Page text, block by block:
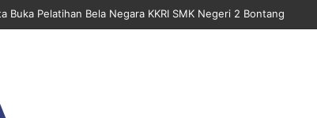
Gelar Khitan Massal Gratis di Desa Muara Bengalon